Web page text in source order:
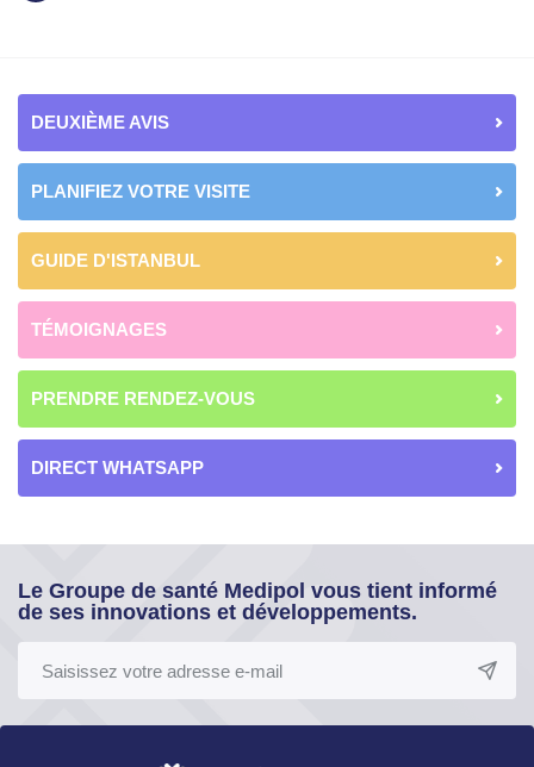
DEUXIÈME AVIS
PLANIFIEZ VOTRE VISITE
GUIDE D'ISTANBUL
TÉMOIGNAGES
PRENDRE RENDEZ-VOUS
DIRECT WHATSAPP
Le Groupe de santé Medipol vous tient informé
de ses innovations et développements.